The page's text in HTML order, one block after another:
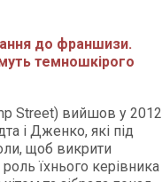
до франшизи.
темношкірого
Street) вийшов у 2012
і Дженко, які під
щоб викрити
їхнього керівника